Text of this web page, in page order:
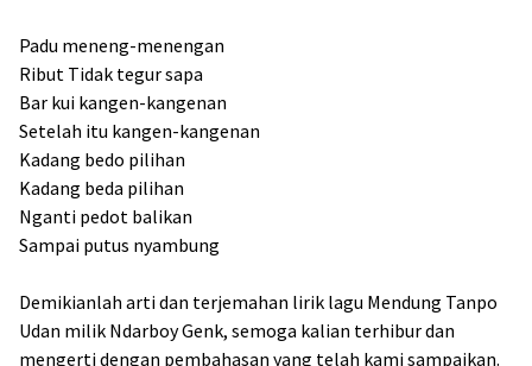
Padu meneng-menengan
Ribut Tidak tegur sapa
Bar kui kangen-kangenan
Setelah itu kangen-kangenan
Kadang bedo pilihan
Kadang beda pilihan
Nganti pedot balikan
Sampai putus nyambung
Demikianlah arti dan terjemahan lirik lagu Mendung Tanpo
Udan milik Ndarboy Genk, semoga kalian terhibur dan
mengerti dengan pembahasan yang telah kami sampaikan.